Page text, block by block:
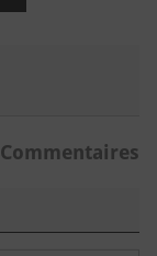
Commentaires